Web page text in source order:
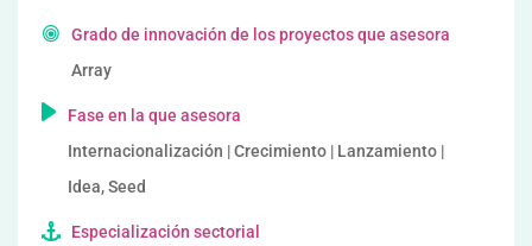
Grado de innovación de los proyectos que asesora
Array
Fase en la que asesora
Internacionalización | Crecimiento | Lanzamiento |
Idea, Seed
Especialización sectorial